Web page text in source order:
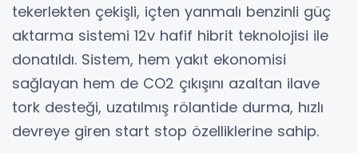
tekerlekten çekişli, içten yanmalı benzinli güç
aktarma sistemi 12v hafif hibrit teknolojisi ile
donatıldı. Sistem, hem yakıt ekonomisi
sağlayan hem de CO2 çıkışını azaltan ilave
tork desteği, uzatılmış rölantide durma, hızlı
devreye giren start stop özelliklerine sahip.